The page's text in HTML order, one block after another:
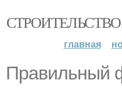
главная
Правильный